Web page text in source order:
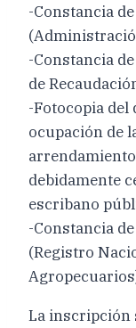
-Constancia
-Constancia
de
-Fotocopia del
ocupación de
debidamente
escribano
-Constancia
(Registro
La inscripción